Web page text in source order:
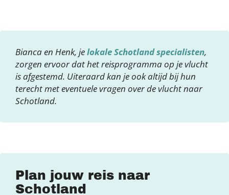
Bianca en Henk, jelokale Schotland specialisten,
zorgen ervoor dat het reisprogramma op je vlucht
is afgestemd. Uiteraard kan je ook altijd bij hun
terecht met eventuele vragen over de vlucht naar
Schotland.
Plan jouw reis naar
Schotland